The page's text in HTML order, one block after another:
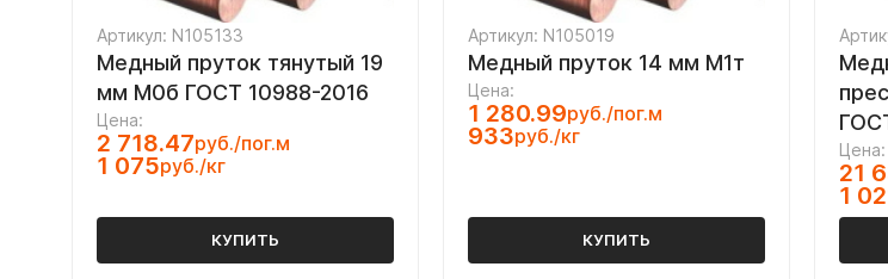
Артикул: N105133
Медный пруток тянутый 19
мм М0б ГОСТ 10988-2016
Цена:
2 718.47руб./пог.м
1 075руб./кг
КУПИТЬ
Артикул: N105019
Медный пруток 14 мм М1т
Цена:
1 280.99руб./пог.м
933руб./кг
КУПИТЬ
Цена:
21
1